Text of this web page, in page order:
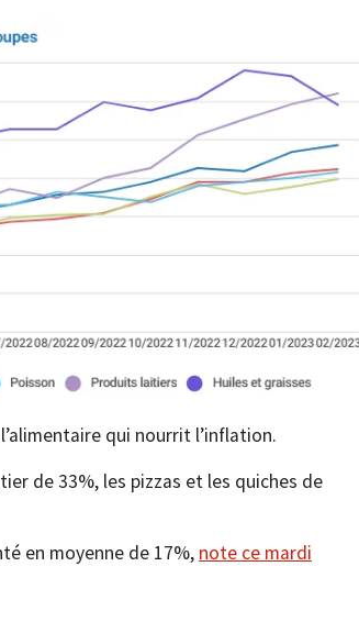
qui nourrit l’inflation.
de 33%, les pizzas et les quiches de
en moyenne de 17%, note ce mardi